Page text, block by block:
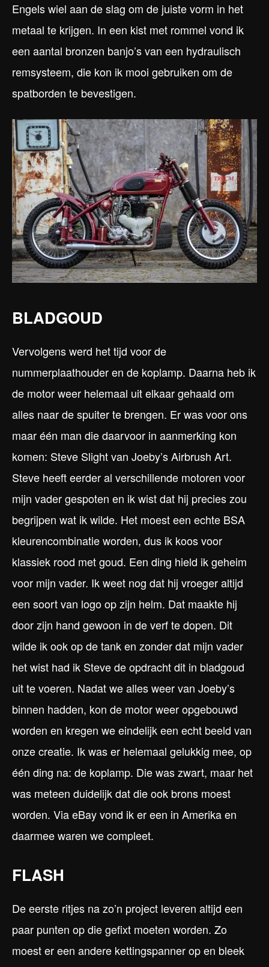
Engels wiel aan de slag om de juiste vorm in het
metaal te krijgen. In een kist met rommel vond ik
een aantal bronzen banjo’s van een hydraulisch
remsysteem, die kon ik mooi gebruiken om de
spatborden te bevestigen.
BLADGOUD
Vervolgens werd het tijd voor de
nummerplaathouder en de koplamp. Daarna heb ik
de motor weer helemaal uit elkaar gehaald om
alles naar de spuiter te brengen. Er was voor ons
maar één man die daarvoor in aanmerking kon
komen: Steve Slight van Joeby’s Airbrush Art.
Steve heeft eerder al verschillende motoren voor
mijn vader gespoten en ik wist dat hij precies zou
begrijpen wat ik wilde. Het moest een echte BSA
kleurencombinatie worden, dus ik koos voor
klassiek rood met goud. Een ding hield ik geheim
voor mijn vader. Ik weet nog dat hij vroeger altijd
een soort van logo op zijn helm. Dat maakte hij
door zijn hand gewoon in de verf te dopen. Dit
wilde ik ook op de tank en zonder dat mijn vader
het wist had ik Steve de opdracht dit in bladgoud
uit te voeren. Nadat we alles weer van Joeby’s
binnen hadden, kon de motor weer opgebouwd
worden en kregen we eindelijk een echt beeld van
onze creatie. Ik was er helemaal gelukkig mee, op
één ding na: de koplamp. Die was zwart, maar het
was meteen duidelijk dat die ook brons moest
worden. Via eBay vond ik er een in Amerika en
daarmee waren we compleet.
FLASH
De eerste ritjes na zo’n project leveren altijd een
paar punten op die gefixt moeten worden. Zo
moest er een andere kettingspanner op en bleek